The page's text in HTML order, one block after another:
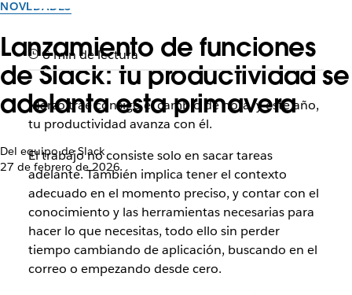
NOVEDADES
Lanzamiento de funciones
de Slack: tu productividad se
adelanta esta primavera
Del equipo de Slack
27 de febrero de 2026
6 min de lectura
Marzo trae consigo el cambio de hora, y este año,
tu productividad avanza con él.
El trabajo no consiste solo en sacar tareas
adelante. También implica tener el contexto
adecuado en el momento preciso, y contar con el
conocimiento y las herramientas necesarias para
hacer lo que necesitas, todo ello sin perder
tiempo cambiando de aplicación, buscando en el
correo o empezando desde cero.